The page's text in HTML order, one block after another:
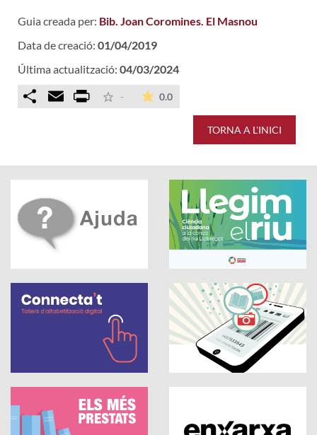
Guia creada per: Bib. Joan Coromines. El Masnou
Data de creació: 01/04/2019
Última actualització: 04/03/2024
Comparteix
Email Print - 0.0La mitjana de les valoracions
TORNA A L'INICI